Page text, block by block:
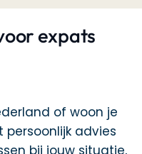
expats
of woon je
persoonlijk advies
bij jouw situatie,